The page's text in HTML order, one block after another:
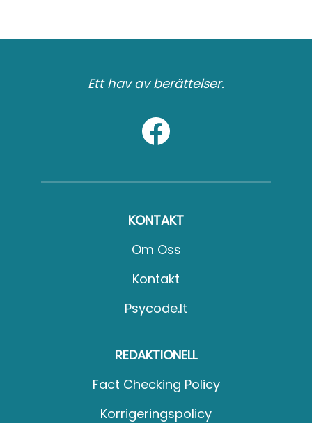
Ett hav av berättelser.
KONTAKT
Om Oss
Kontakt
Psycode.it
REDAKTIONELL
Fact Checking Policy
Korrigeringspolicy